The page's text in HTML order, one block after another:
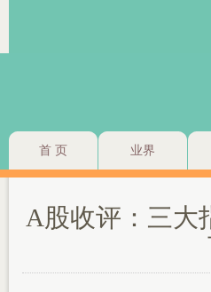
首 页 业界
A股收评：三大